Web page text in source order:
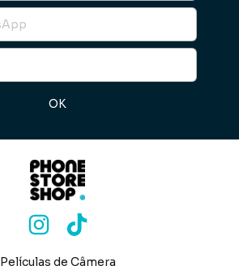
Películas de Câmera